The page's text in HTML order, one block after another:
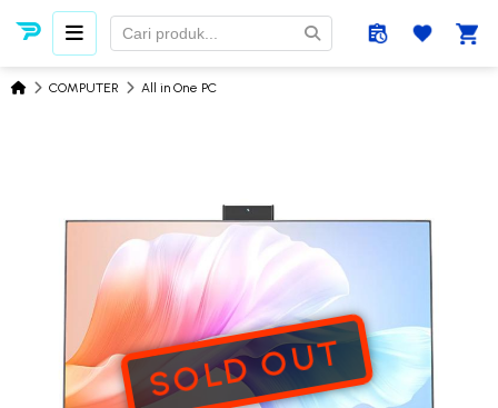
COMPUTER All in One PC
SOLD OUT